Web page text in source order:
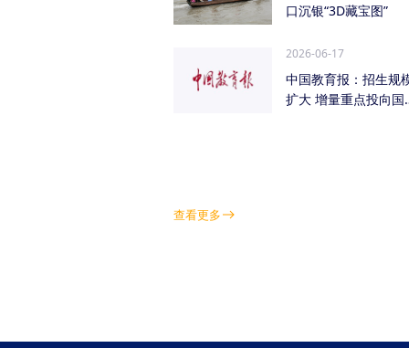
口沉银“3D藏宝图”
2026-06-17
中国教育报：招生规
扩大 增量重点投向国
查看更多